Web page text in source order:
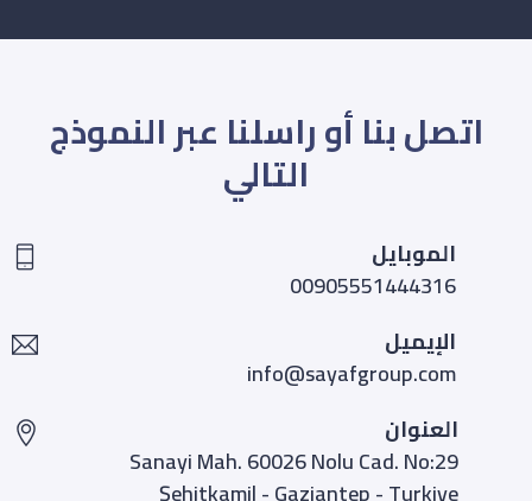
اتصل بنا أو راسلنا عبر النموذج
التالي
الموبايل
00905551444316
الإيميل
info@sayafgroup.com
العنوان
Sanayi Mah. 60026 Nolu Cad. No:29